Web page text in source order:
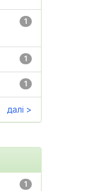
1
1
1
далі >
1